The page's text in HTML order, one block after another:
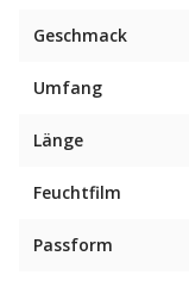
Geschmack
Umfang
Länge
Feuchtfilm
Passform